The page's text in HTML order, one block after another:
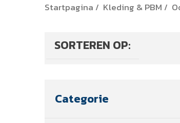
Startpagina / Kleding & PBM /
SORTEREN OP:
Categorie